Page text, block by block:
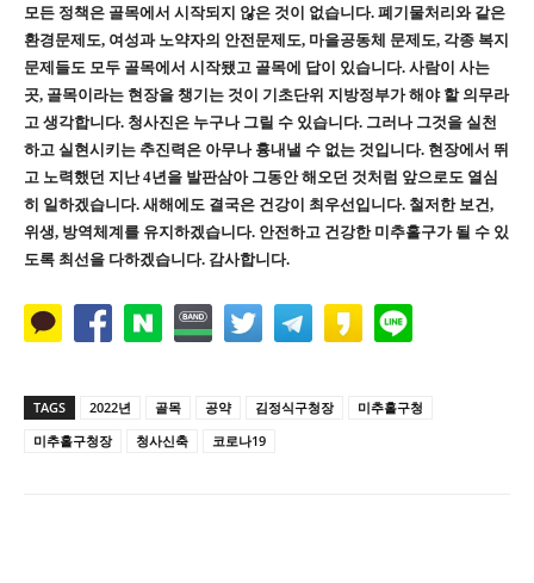
모든 정책은 골목에서 시작되지 않은 것이 없습니다. 폐기물처리와 같은
환경문제도, 여성과 노약자의 안전문제도, 마을공동체 문제도, 각종 복지
문제들도 모두 골목에서 시작됐고 골목에 답이 있습니다. 사람이 사는
곳, 골목이라는 현장을 챙기는 것이 기초단위 지방정부가 해야 할 의무라
고 생각합니다. 청사진은 누구나 그릴 수 있습니다. 그러나 그것을 실천
하고 실현시키는 추진력은 아무나 흉내낼 수 없는 것입니다. 현장에서 뛰
고 노력했던 지난4년을 발판삼아 그동안 해오던 것처럼 앞으로도 열심
히 일하겠습니다. 새해에도 결국은 건강이 최우선입니다. 철저한 보건,
위생, 방역체계를 유지하겠습니다. 안전하고 건강한 미추홀구가 될 수 있
도록 최선을 다하겠습니다. 감사합니다.
TAGS 2022년 골목 공약 김정식구청장
미추홀구청
미추홀구청장
청사신축 코로나19